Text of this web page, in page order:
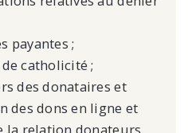
payantes ;
catholicité ;
des donataires et
des dons en ligne et